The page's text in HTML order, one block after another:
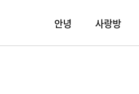
안녕 사랑방